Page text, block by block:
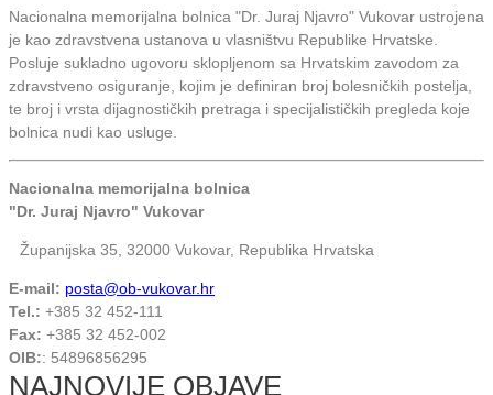
Nacionalna memorijalna bolnica "Dr. Juraj Njavro" Vukovar ustrojena
je kao zdravstvena ustanova u vlasništvu Republike Hrvatske.
Posluje sukladno ugovoru sklopljenom sa Hrvatskim zavodom za
zdravstveno osiguranje, kojim je definiran broj bolesničkih postelja,
te broj i vrsta dijagnostičkih pretraga i specijalističkih pregleda koje
bolnica nudi kao usluge.
Nacionalna memorijalna bolnica
"Dr. Juraj Njavro" Vukovar
Županijska 35, 32000 Vukovar, Republika Hrvatska
E-mail: posta@ob-vukovar.hr
Tel.: +385 32 452-111
Fax: +385 32 452-002
OIB:: 54896856295
NAJNOVIJE OBJAVE